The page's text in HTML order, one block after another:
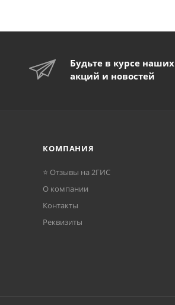
Будьте в курсе наших
акций и новостей
КОМПАНИЯ
⭐ Отзывы на 2ГИС
О компании
Контакты
Реквизиты